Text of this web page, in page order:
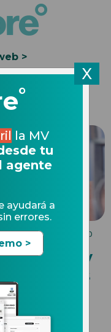
>
21.05.2020
y
X
°
la MV
tu
agente
ayudará a
errores.
>